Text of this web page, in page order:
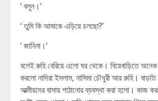
‘ বলুন।’
‘ তুমি কি আমাকে এড়িয়ে চলছো?’
‘ জানিনা।’
বলেই রুহি বেরিয়ে এলো ঘর থেকে। বিয়েবাড়িতে
করলো নাদিরা ইসলাম, নাসিমা চৌধুরী আর রুহি। বাড়তি
আত্মীয়দের বাসায় পাঠানোর ব্যবস্থা করা হলো। কাজ